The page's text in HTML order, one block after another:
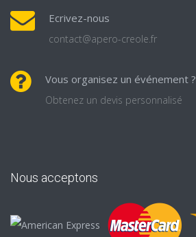
Ecrivez-nous
contact@apero-creole.fr
Vous organisez un événement ?
Obtenez un devis personnalisé
Nous acceptons